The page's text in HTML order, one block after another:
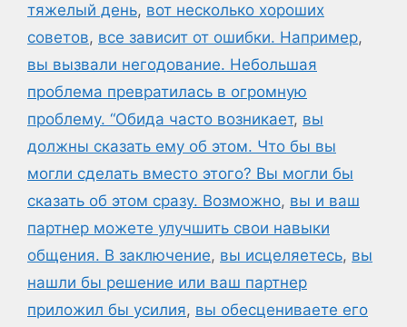
тяжелый день, вот несколько хороших
советов, все зависит от ошибки. Например,
вы вызвали негодование. Небольшая
проблема превратилась в огромную
проблему. “Обида часто возникает, вы
должны сказать ему об этом. Что бы вы
могли сделать вместо этого? Вы могли бы
сказать об этом сразу. Возможно, вы и ваш
партнер можете улучшить свои навыки
общения. В заключение, вы исцеляетесь, вы
нашли бы решение или ваш партнер
приложил бы усилия, вы обесцениваете его